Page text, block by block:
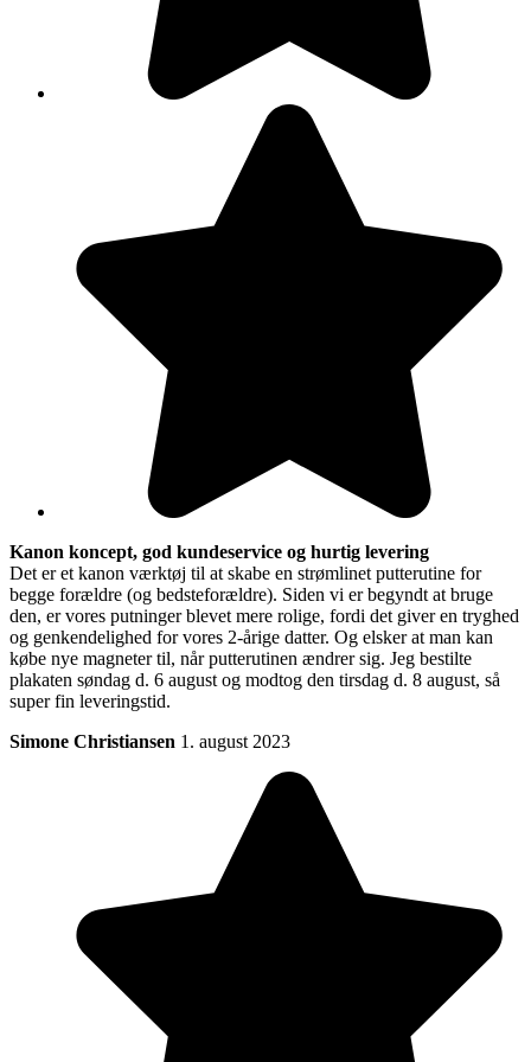
Kanon koncept, god kundeservice og hurtig levering
Det er et kanon værktøj til at skabe en strømlinet putterutine for
begge forældre (og bedsteforældre). Siden vi er begyndt at bruge
den, er vores putninger blevet mere rolige, fordi det giver en tryghed
og genkendelighed for vores 2-årige datter. Og elsker at man kan
købe nye magneter til, når putterutinen ændrer sig. Jeg bestilte
plakaten søndag d. 6 august og modtog den tirsdag d. 8 august, så
super fin leveringstid.
Simone Christiansen 1. august 2023